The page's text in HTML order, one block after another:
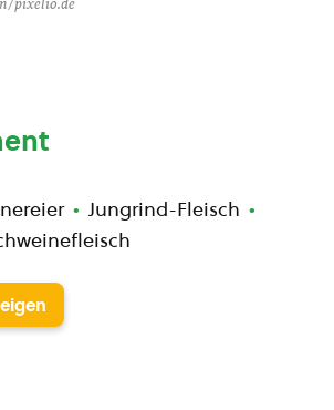
pixelio.de
Jungrind-Fleisch